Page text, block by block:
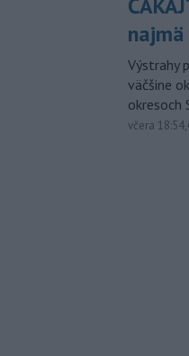
Výstrahy
väčšine
okresoch
včera 18:54,